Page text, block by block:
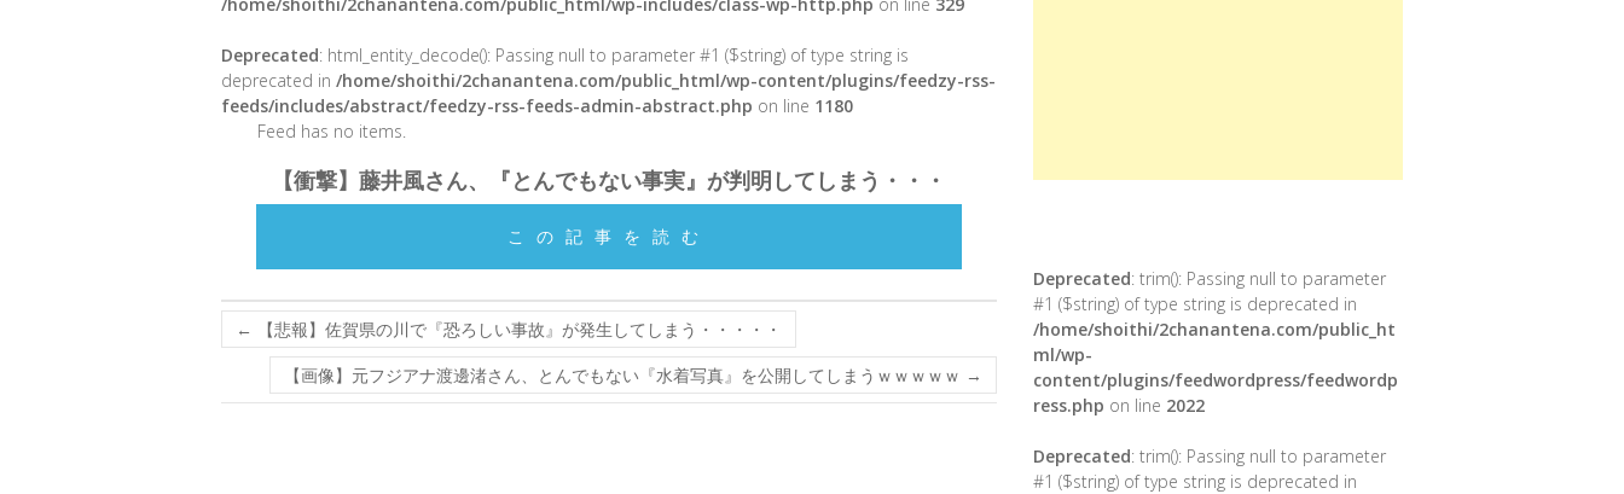
Deprecated: html_entity_decode(): Passing null to parameter #1 ($string) of type string is
deprecated in /home/shoithi/2chanantena.com/public_html/wp-content/plugins/feedzy-rss-
feeds/includes/abstract/feedzy-rss-feeds-admin-abstract.php on line 1180
Feed has no items.
【衝撃】藤井風さん、『とんでもない事実』が判明してしまう・・・
この記事を読む
←
【悲報】佐賀県の川で『恐ろしい事故』が発生してしまう・・・・・
【画像】元フジアナ渡邊渚さん、とんでもない『水着写真』を公開してしまうｗｗｗｗｗ →
Deprecated: trim(): Passing null to parameter
#1 ($string) of type string is deprecated in
/home/shoithi/2chanantena.com/public_ht
ml/wp-
content/plugins/feedwordpress/feedwordp
ress.php on line 2022
Deprecated: trim(): Passing null to parameter
#1 ($string) of type string is deprecated in